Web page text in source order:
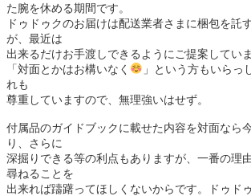
た腕を休める期間です。
ドゥドゥクのお届けは配送業者さまに梱包を託
が、最近は
出来るだけお手渡しできるようにご提案してい
「対面とかはお構いなく
」という方もいらっ
れも
尊重していますので、無理強いはせず。
付属品のガイドブックに載せた内容を対面なら
り、さらに
深掘りできる等の利点もありますが、一番の理
尋ねることを
出来れば躊躇ってほしくないからです。ドゥド